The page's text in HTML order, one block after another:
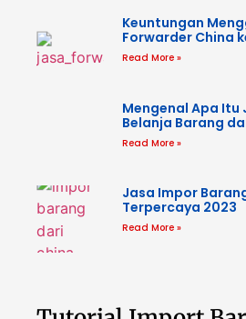
Keuntungan
Forwarder China
Read More »
Mengenal Apa
Belanja Barang
Read More »
Jasa Impor
Terpercaya 2023
Read More »